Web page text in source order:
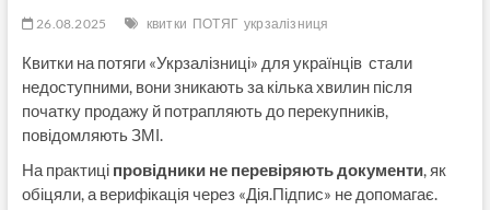
26.08.2025 квитки ПОТЯГ укрзалізниця
Квитки на потяги «Укрзалізниці» для українців стали
недоступними, вони зникають за кілька хвилин після
початку продажу й потрапляють до перекупників,
повідомляють ЗМІ.
На практиці провідники не перевіряють документи, як
обіцяли, а верифікація через «Дія.Підпис» не допомагає.